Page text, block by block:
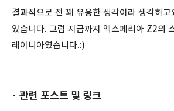
결과적으로 전 꽤 유용한 생각이라 생각하고
있습니다. 그럼 지금까지 엑스페리아 Z2의
레이니아였습니다.:)
· 관련 포스트 및 링크